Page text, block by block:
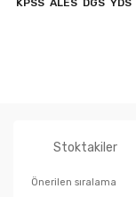
KPSS ALES DGS YDS
Stoktakiler